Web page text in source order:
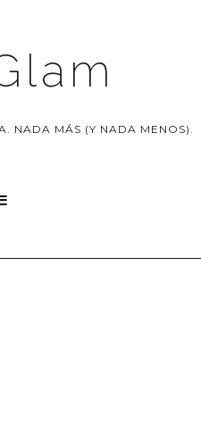
NADA MÁS (Y NADA MENOS).